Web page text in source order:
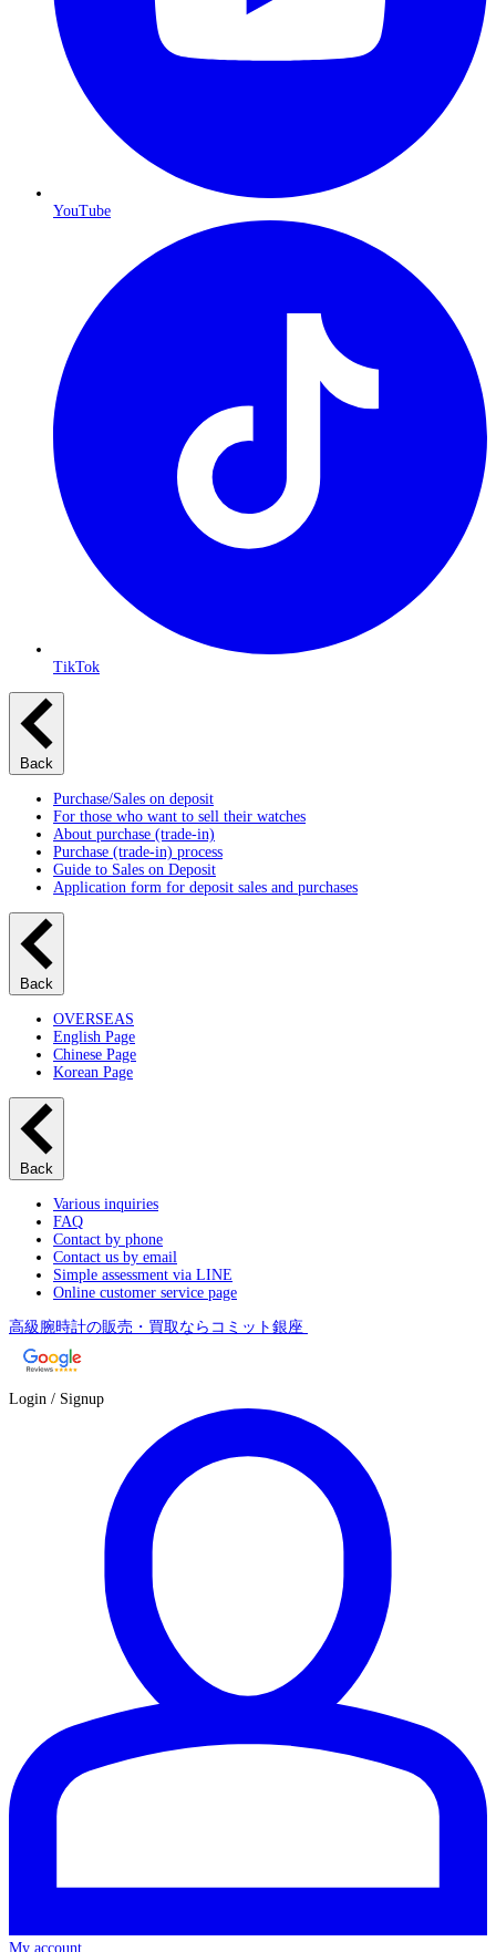
YouTube
TikTok
Back
Purchase/Sales on deposit
For those who want to sell their watches
About purchase (trade-in)
Purchase (trade-in) process
Guide to Sales on Deposit
Application form for deposit sales and purchases
Back
OVERSEAS
English Page
Chinese Page
Korean Page
Back
Various inquiries
FAQ
Contact by phone
Contact us by email
Simple assessment via LINE
Online customer service page
高級腕時計の販売・買取ならコミット銀座
Login / Signup
My account